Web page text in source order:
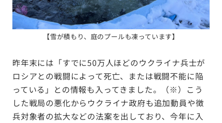
【雪が積もり、庭のプールも凍っています】
昨年末には「すでに50万人ほどのウクライナ兵士が
ロシアとの戦闘によって死亡、または戦闘不能に陥
っている」との情報も入ってきました。（※）こう
した戦局の悪化からウクライナ政府も追加動員や徴
兵対象者の拡大などの法案を出しており、今年に入